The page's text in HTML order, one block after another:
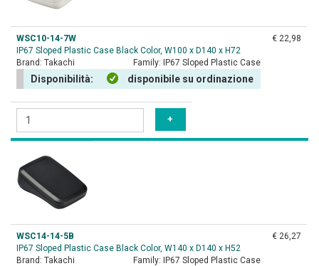
WSC10-14-7W
IP67 Sloped Plastic Case Black Color, W100 x D140 x H72
Brand: Takachi Family: IP67 Sloped Plastic Case
Disponibilità: disponibile su ordinazione
€ 22,98
WSC14-14-5B
IP67 Sloped Plastic Case Black Color, W140 x D140 x H52
Brand: Takachi Family: IP67 Sloped Plastic Case
€ 26,27